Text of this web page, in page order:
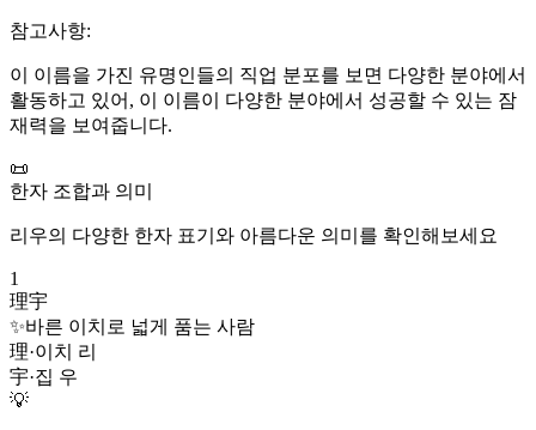
참고사항:
이 이름을 가진 유명인들의 직업 분포를 보면 다양한 분야에서
활동하고 있어, 이 이름이 다양한 분야에서 성공할 수 있는 잠
재력을 보여줍니다.
📜
한자 조합과 의미
리우의 다양한 한자 표기와 아름다운 의미를 확인해보세요
1
理宇
✨바른 이치로 넓게 품는 사람
理·이치 리
宇·집 우
💡